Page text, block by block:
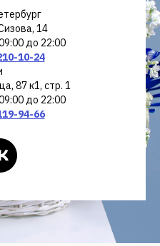
14
до 22:00
10-24
87 к1, стр. 1
до 22:00
94-66